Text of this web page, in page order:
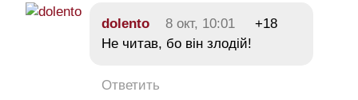
dolento 8 окт, 10:01
+18
Не читав, бо він злодій!
Ответить